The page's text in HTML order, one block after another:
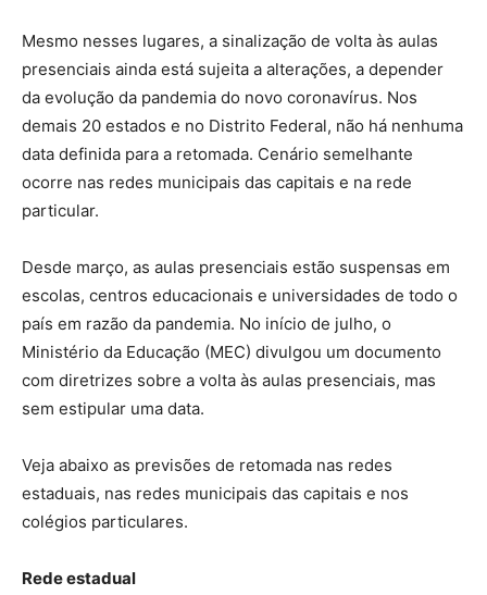
Mesmo nesses lugares, a sinalização de volta às aulas
presenciais ainda está sujeita a alterações, a depender
da evolução da pandemia do novo coronavírus. Nos
demais 20 estados e no Distrito Federal, não há nenhuma
data definida para a retomada. Cenário semelhante
ocorre nas redes municipais das capitais e na rede
particular.
Desde março, as aulas presenciais estão suspensas em
escolas, centros educacionais e universidades de todo o
país em razão da pandemia. No início de julho, o
Ministério da Educação (MEC) divulgou um documento
com diretrizes sobre a volta às aulas presenciais, mas
sem estipular uma data.
Veja abaixo as previsões de retomada nas redes
estaduais, nas redes municipais das capitais e nos
colégios particulares.
Rede estadual